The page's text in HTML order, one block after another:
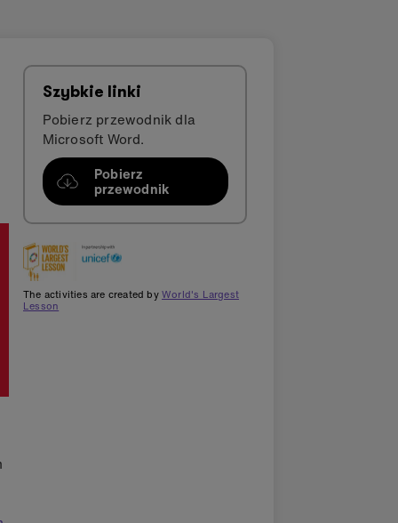
Szybkie linki
Pobierz przewodnik dla
Microsoft Word.
Pobierz
przewodnik
The activities are created byWorld's Largest
Lesson